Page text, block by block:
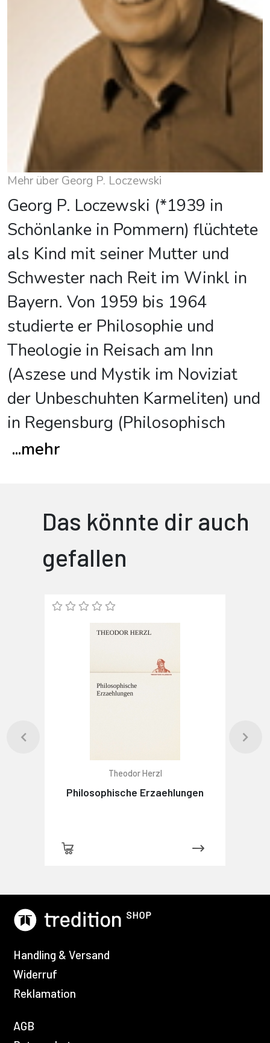
Mehr über Georg P. Loczewski
Georg P. Loczewski (*1939 in
Schönlanke in Pommern) flüchtete
als Kind mit seiner Mutter und
Schwester nach Reit im Winkl in
Bayern. Von 1959 bis 1964
studierte er Philosophie und
Theologie in Reisach am Inn
(Aszese und Mystik im Noviziat
der Unbeschuhten Karmeliten) und
in Regensburg (Philosophisch
...mehr
Das könnte dir auch
gefallen
Theodor Herzl
Philosophische Erzaehlungen
Handling & Versand
Widerruf
Reklamation
AGB